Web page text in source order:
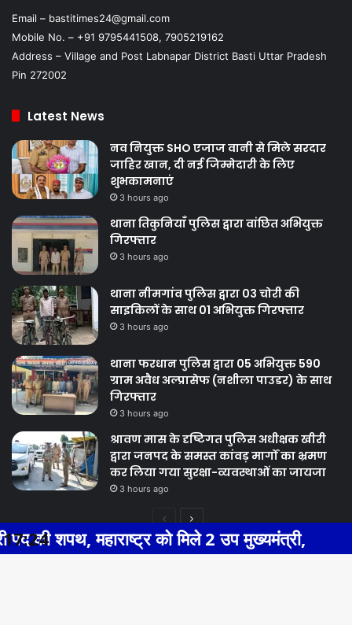
Email – bastitimes24@gmail.com
Mobile No. – +91 9795441508, 7905219162
Address – Village and Post Labnapar District Basti Uttar Pradesh
Pin 272002
Latest News
नव नियुक्त SHO एजाज वानी से मिले सरदार
जाहिर खान, दी नई जिम्मेदारी के लिए
शुभकामनाएं
3 hours ago
थाना तिकुनियाँ पुलिस द्वारा वांछित अभियुक्त
गिरफ्तार
3 hours ago
थाना नीमगांव पुलिस द्वारा 03 चोरी की
साइकिलों के साथ 01 अभियुक्त गिरफ्तार
3 hours ago
थाना फरधान पुलिस द्वारा 05 अभियुक्त 590
ग्राम अवैध अल्प्रासेफ (नशीला पाउडर) के साथ
गिरफ्तार
3 hours ago
श्रावण मास के दृष्टिगत पुलिस अधीक्षक खीरी
द्वारा जनपद के समस्त कांवड़ मार्गों का भ्रमण
कर लिया गया सुरक्षा-व्यवस्थाओं का जायजा
3 hours ago
Previous
page
Next
page
Facebook Twitter WhatsApp Telegram
को मिले 2 उप मुख्यमंत्री,
17:24